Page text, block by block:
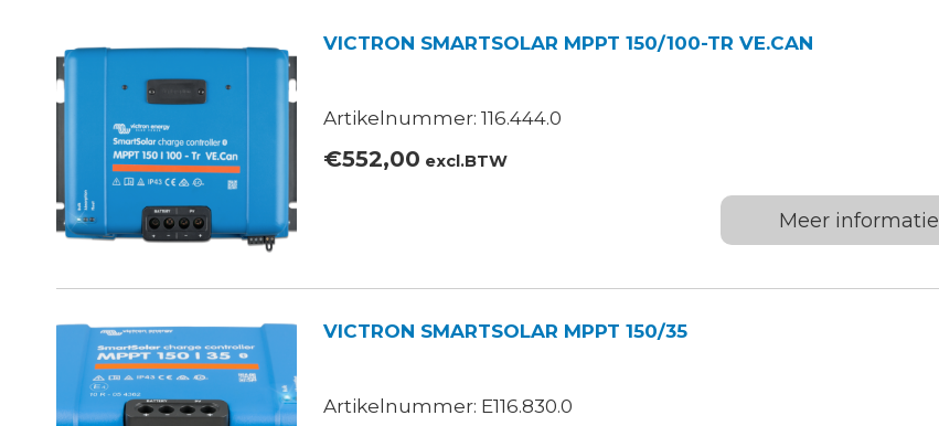
VICTRON SMARTSOLAR MPPT 150/100-TR VE.CAN
Artikelnummer: 116.444.0
€552,00 excl.BTW
Meer informatie
VICTRON SMARTSOLAR MPPT 150/35
Artikelnummer: E116.830.0